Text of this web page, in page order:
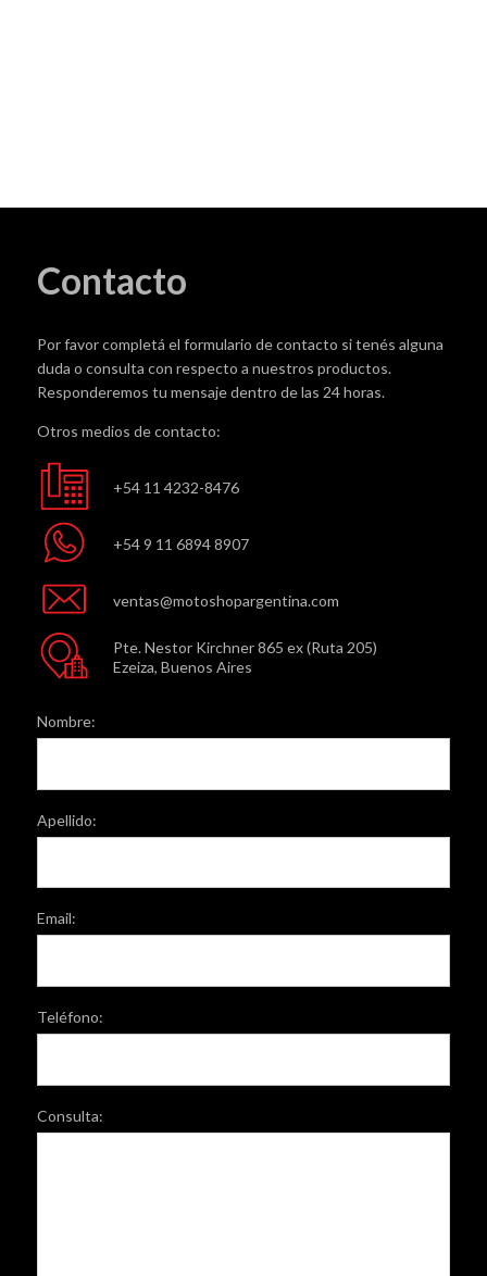
Contacto
Por favor completá el formulario de contacto si tenés alguna
duda o consulta con respecto a nuestros productos.
Responderemos tu mensaje dentro de las 24 horas.
Otros medios de contacto:
+54 11 4232-8476
+54 9 11 6894 8907
ventas@motoshopargentina.com
Pte. Nestor Kirchner 865 ex (Ruta 205)
Ezeiza, Buenos Aires
Nombre:
Apellido:
Email:
Teléfono:
Consulta: